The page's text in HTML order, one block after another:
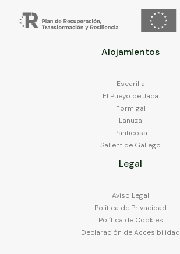
Alojamientos
Escarilla
El Pueyo de Jaca
Formigal
Lanuza
Panticosa
Sallent de Gállego
Legal
Aviso Legal
Política de Privacidad
Política de Cookies
Declaración de Accesibilidad